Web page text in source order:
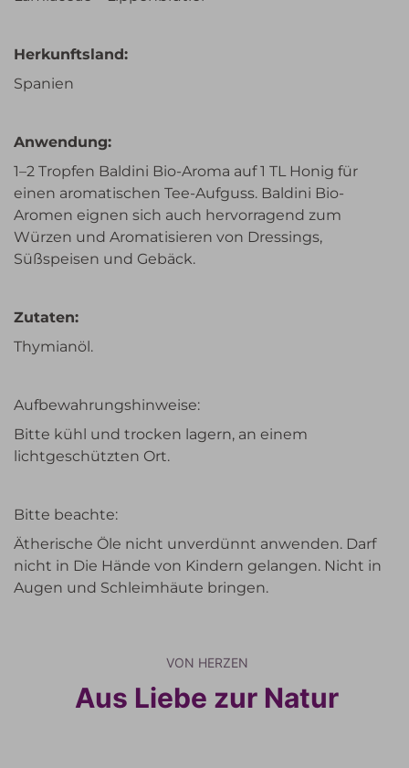
Herkunftsland:
Spanien
Anwendung:
1–2 Tropfen Baldini Bio-Aroma auf 1 TL Honig für
einen aromatischen Tee-Aufguss. Baldini Bio-
Aromen eignen sich auch hervorragend zum
Würzen und Aromatisieren von Dressings,
Süßspeisen und Gebäck.
Zutaten:
Thymianöl.
Aufbewahrungshinweise:
Bitte kühl und trocken lagern, an einem
lichtgeschützten Ort.
Bitte beachte:
Ätherische Öle nicht unverdünnt anwenden. Darf
nicht in Die Hände von Kindern gelangen. Nicht in
Augen und Schleimhäute bringen.
VON HERZEN
Aus Liebe zur Natur